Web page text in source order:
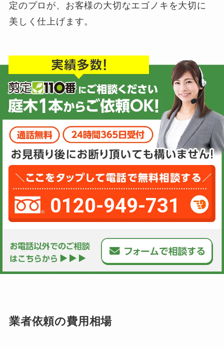
定のプロが、お客様の大切なエゴノキを大切に
美しく仕上げます。
0120-949-731
業者依頼の費用相場